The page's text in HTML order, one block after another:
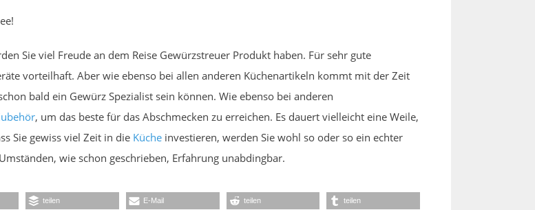
Sie viel Freude an dem Reise Gewürzstreuer Produkt haben. Für sehr gute
vorteilhaft. Aber wie ebenso bei allen anderen Küchenartikeln kommt mit der Zeit
bald ein Gewürz Spezialist sein können. Wie ebenso bei anderen
, um das beste für das Abschmecken zu erreichen. Es dauert vielleicht eine Weile,
Sie gewiss viel Zeit in die Küche investieren, werden Sie wohl so oder so ein echter
wie schon geschrieben, Erfahrung unabdingbar.
teilen E-Mail teilen teilen